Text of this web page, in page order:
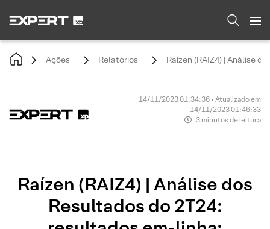
Ações Relatórios Raízen (RAIZ4) | Análise
14/11/2023 01:34:36 • Atualizado em
14/11/2023 01:46:33
3 minutos de leitura
Raízen (RAIZ4) | Análise dos
Resultados do 2T24: